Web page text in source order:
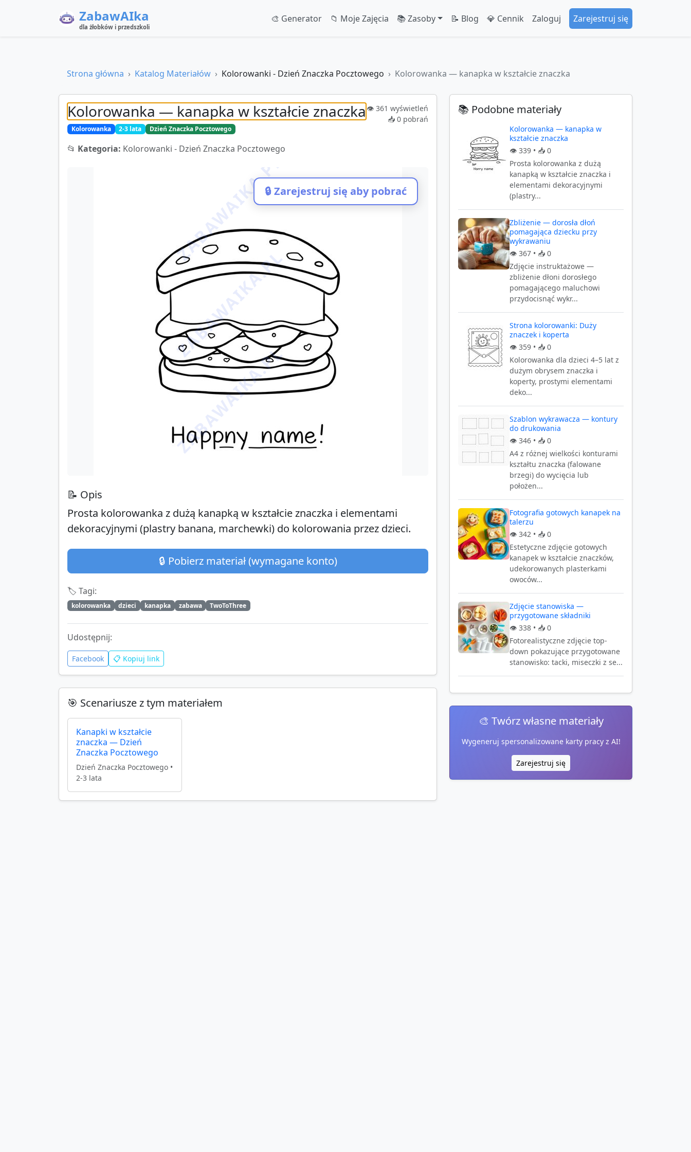
ZabawAIka
dla żłobków i przedszkoli
🎨 Generator 📁 Moje Zajęcia 📚 Zasoby 📝 Blog 💎 Cennik Zaloguj Zarejestruj się
Strona główna Katalog Materiałów Kolorowanki - Dzień Znaczka Pocztowego Kolorowanka — kanapka w kształcie znaczka
Kolorowanka — kanapka w kształcie znaczka
Kolorowanka 2-3 lata Dzień Znaczka Pocztowego
👁️ 361 wyświetleń
📥 0 pobrań
📂 Kategoria: Kolorowanki - Dzień Znaczka Pocztowego
ZABAWAIKA.PL
ZABAWAIKA.PL
ZABAWAIKA.PL
🔒 Zarejestruj się aby pobrać
📝 Opis
Prosta kolorowanka z dużą kanapką w kształcie znaczka i elementami
dekoracyjnymi (plastry banana, marchewki) do kolorowania przez dzieci.
🔒 Pobierz materiał (wymagane konto)
🏷️ Tagi:
kolorowanka dzieci kanapka zabawa TwoToThree
Udostępnij:
Facebook 📋 Kopiuj link
🎯 Scenariusze z tym materiałem
Kanapki w kształcie
znaczka — Dzień
Znaczka Pocztowego
Dzień Znaczka Pocztowego •
2-3 lata
📚 Podobne materiały
Kolorowanka — kanapka w
kształcie znaczka
👁️ 339 • 📥 0
Prosta kolorowanka z dużą
kanapką w kształcie znaczka i
elementami dekoracyjnymi
(plastry...
Zbliżenie — dorosła dłoń
pomagająca dziecku przy
wykrawaniu
👁️ 367 • 📥 0
Zdjęcie instruktażowe —
zbliżenie dłoni dorosłego
pomagającego maluchowi
przydocisnąć wykr...
Strona kolorowanki: Duży
znaczek i koperta
👁️ 359 • 📥 0
Kolorowanka dla dzieci 4–5 lat z
dużym obrysem znaczka i
koperty, prostymi elementami
deko...
Szablon wykrawacza — kontury
do drukowania
👁️ 346 • 📥 0
A4 z różnej wielkości konturami
kształtu znaczka (falowane
brzegi) do wycięcia lub
położen...
Fotografia gotowych kanapek na
talerzu
👁️ 342 • 📥 0
Estetyczne zdjęcie gotowych
kanapek w kształcie znaczków,
udekorowanych plasterkami
owoców...
Zdjęcie stanowiska —
przygotowane składniki
👁️ 338 • 📥 0
Fotorealistyczne zdjęcie top-
down pokazujące przygotowane
stanowisko: tacki, miseczki z se...
🎨 Twórz własne materiały
Wygeneruj spersonalizowane karty pracy z AI!
Zarejestruj się